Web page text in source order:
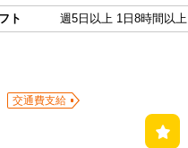
ト
週5日以上 1日8時間以上
交通費支給